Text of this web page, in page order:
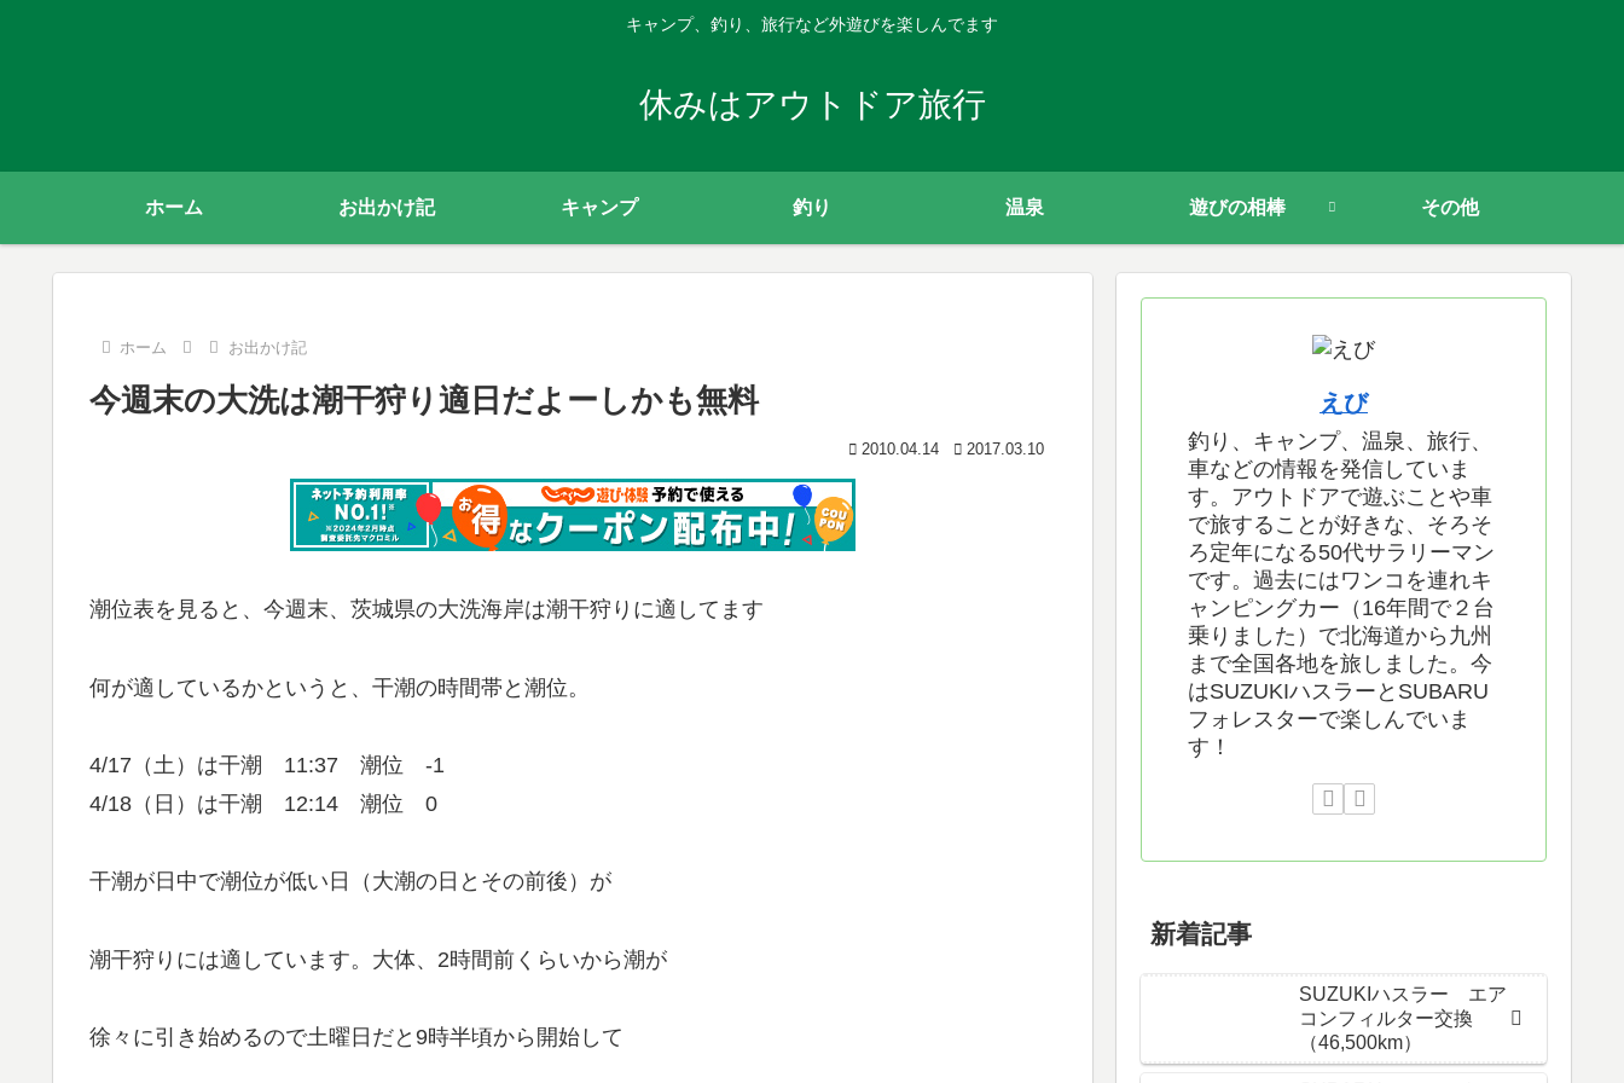
キャンプ、釣り、旅行など外遊びを楽しんでます
休みはアウトドア旅行
ホーム お出かけ記 キャンプ 釣り 温泉 遊びの相棒 その他
ホーム お出かけ記
今週末の大洗は潮干狩り適日だよーしかも無料
2010.04.14 2017.03.10
潮位表を見ると、今週末、茨城県の大洗海岸は潮干狩りに適してます
何が適しているかというと、干潮の時間帯と潮位。
4/17（土）は干潮 11:37 潮位 -1
4/18（日）は干潮 12:14 潮位 0
干潮が日中で潮位が低い日（大潮の日とその前後）が
潮干狩りには適しています。大体、2時間前くらいから潮が
徐々に引き始めるので土曜日だと9時半頃から開始して
えび
釣り、キャンプ、温泉、旅行、
車などの情報を発信していま
す。アウトドアで遊ぶことや車
で旅することが好きな、そろそ
ろ定年になる50代サラリーマン
です。過去にはワンコを連れキ
ャンピングカー（16年間で２台
乗りました）で北海道から九州
まで全国各地を旅しました。今
はSUZUKIハスラーとSUBARU
フォレスターで楽しんでいま
す！
新着記事
SUZUKIハスラー エア
コンフィルター交換
（46,500km）